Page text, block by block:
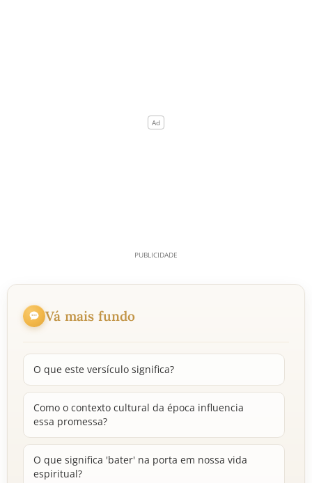
Vá mais fundo
O que este versículo significa?
Como o contexto cultural da época influencia
essa promessa?
O que significa 'bater' na porta em nossa vida
espiritual?